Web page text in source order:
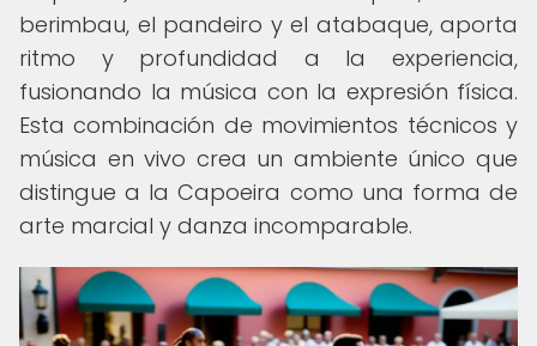
berimbau, el pandeiro y el atabaque, aporta
ritmo y profundidad a la experiencia,
fusionando la música con la expresión física.
Esta combinación de movimientos técnicos y
música en vivo crea un ambiente único que
distingue a la Capoeira como una forma de
arte marcial y danza incomparable.